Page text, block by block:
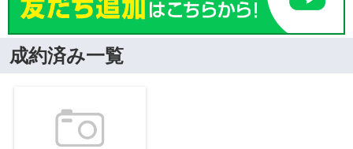
成約済み一覧